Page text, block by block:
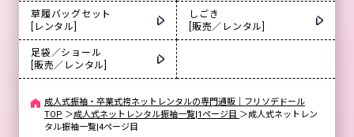
草履バッグセット
[レンタル]
しごき
[販売／レンタル]
足袋／ショール
[販売／レンタル]
成人式振袖・卒業式袴ネットレンタルの専門通販｜フリソデドール
TOP ＞成人式ネットレンタル振袖一覧|1ページ目 ＞成人式ネットレン
タル振袖一覧|4ページ目